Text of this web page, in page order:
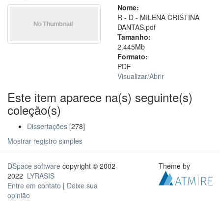
Nome:
R - D - MILENA CRISTINA
DANTAS.pdf
Tamanho:
2.445Mb
Formato:
PDF
Visualizar/Abrir
Este item aparece na(s) seguinte(s)
coleção(s)
Dissertações [278]
Mostrar registro simples
DSpace software copyright © 2002-
2022 LYRASIS
Entre em contato | Deixe sua
opinião
Theme by